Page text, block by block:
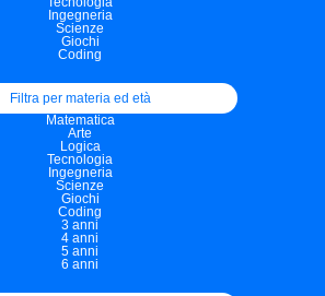
Ingegneria
Scienze
Giochi
Coding
Filtra per materia ed età
Matematica
Arte
Logica
Tecnologia
Ingegneria
Scienze
Giochi
Coding
3 anni
4 anni
5 anni
6 anni